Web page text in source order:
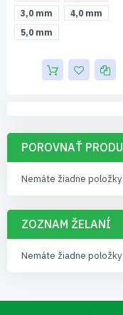
3,0 mm
4,0 mm
5,0 mm
POROVNAŤ
Nemáte žiadne položky
ZOZNAM ŽELANÍ
Nemáte žiadne